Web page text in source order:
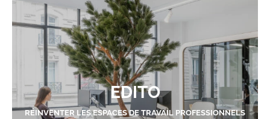
EDITO
RÉINVENTER LES ESPACES DE TRAVAIL PROFESSIONNELS